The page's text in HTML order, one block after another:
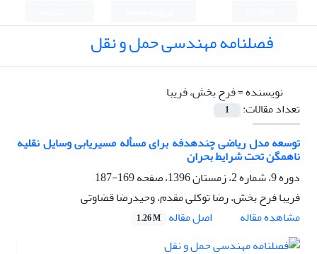
فصلنامه مهندسی حمل و نقل
نویسنده =فرح بخش، فریبا
تعداد مقالات:
1
توسعه مدل ریاضی چندهدفه برای مسأله مسیریابی وسایل نقلیه
ناهمگن تحت شرایط بحران
دوره 9، شماره 2، زمستان 1396، صفحه
169-187
فریبا فرح بخش، رضا توکلی مقدم، وحیدرضا قضاوتی
مشاهده مقاله
اصل مقاله 1.26 M